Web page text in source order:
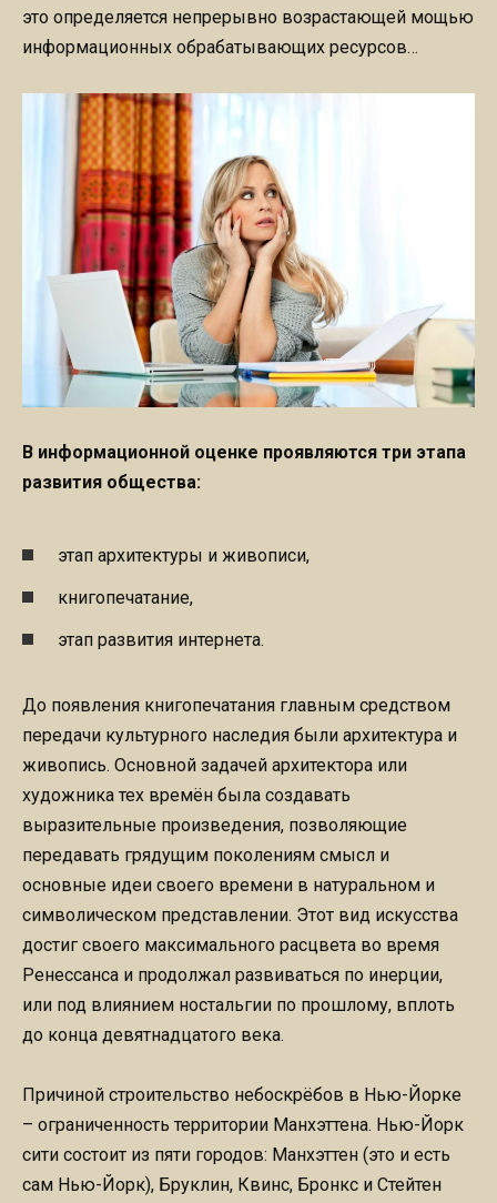
это определяется непрерывно возрастающей мощью
информационных обрабатывающих ресурсов…
В информационной оценке проявляются три этапа
развития общества:
этап архитектуры и живописи,
книгопечатание,
этап развития интернета.
До появления книгопечатания главным средством
передачи культурного наследия были архитектура и
живопись. Основной задачей архитектора или
художника тех времён была создавать
выразительные произведения, позволяющие
передавать грядущим поколениям смысл и
основные идеи своего времени в натуральном и
символическом представлении. Этот вид искусства
достиг своего максимального расцвета во время
Ренессанса и продолжал развиваться по инерции,
или под влиянием ностальгии по прошлому, вплоть
до конца девятнадцатого века.
Причиной строительство небоскрёбов в Нью-Йорке
– ограниченность территории Манхэттена. Нью-Йорк
сити состоит из пяти городов: Манхэттен (это и есть
сам Нью-Йорк), Бруклин, Квинс, Бронкс и Стейтен